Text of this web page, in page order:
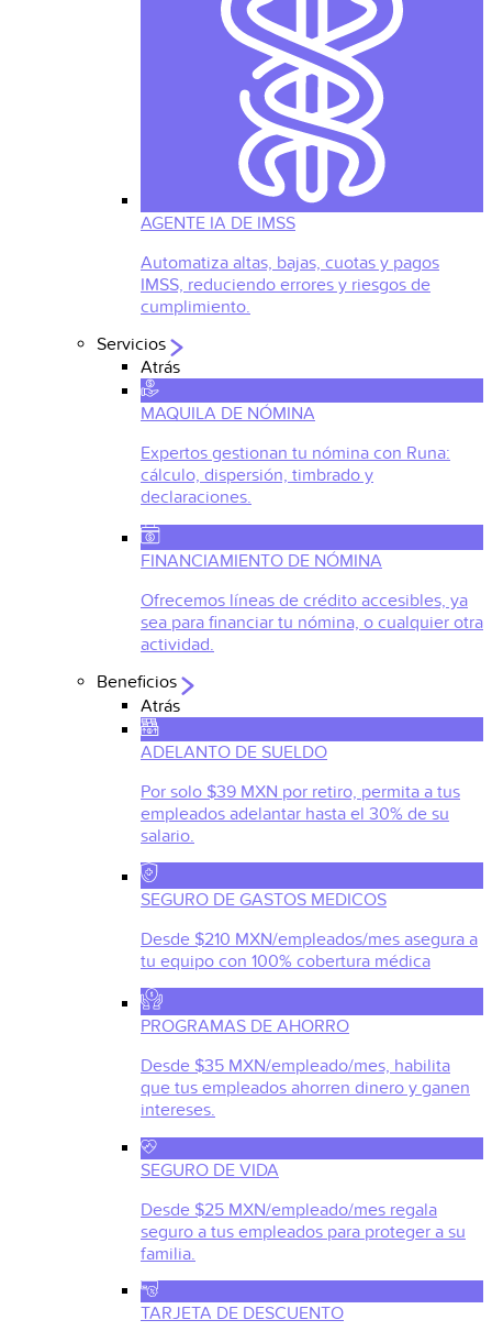
AGENTE IA DE IMSS
Automatiza altas, bajas, cuotas y pagos
IMSS, reduciendo errores y riesgos de
cumplimiento.
Servicios
Atrás
MAQUILA DE NÓMINA
Expertos gestionan tu nómina con Runa:
cálculo, dispersión, timbrado y
declaraciones.
FINANCIAMIENTO DE NÓMINA
Ofrecemos líneas de crédito accesibles, ya
sea para financiar tu nómina, o cualquier otra
actividad.
Beneficios
Atrás
ADELANTO DE SUELDO
Por solo $39 MXN por retiro, permita a tus
empleados adelantar hasta el 30% de su
salario.
SEGURO DE GASTOS MEDICOS
Desde $210 MXN/empleados/mes asegura a
tu equipo con 100% cobertura médica
PROGRAMAS DE AHORRO
Desde $35 MXN/empleado/mes, habilita
que tus empleados ahorren dinero y ganen
intereses.
SEGURO DE VIDA
Desde $25 MXN/empleado/mes regala
seguro a tus empleados para proteger a su
familia.
TARJETA DE DESCUENTO